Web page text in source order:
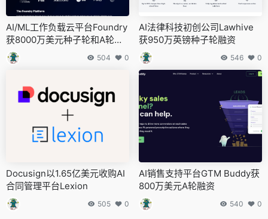
AI/ML工作负载云平台Foundry
获8000万美元种子轮和A轮融
资
504 0
AI法律科技初创公司Lawhive
获950万英镑种子轮融资
546 0
Docusign以1.65亿美元收购AI
合同管理平台Lexion
505 0
AI销售支持平台GTM Buddy获
800万美元A轮融资
540 0